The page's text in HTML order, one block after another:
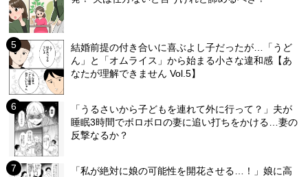
結婚前提の付き合いに喜ぶよし子だったが…「うど
ん」と「オムライス」から始まる小さな違和感【あ
なたが理解できません Vol.5】
「うるさいから子どもを連れて外に行って？」夫が
睡眠3時間でボロボロの妻に追い打ちをかける…妻の
反撃なるか？
「私が絶対に娘の可能性を開花させる…！」娘に高